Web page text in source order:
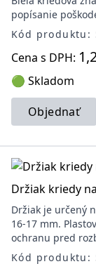
popísanie
Kód produktu:
Cena s DPH:
🟢 Skladom
Objednať
Držiak kriedy
Držiak je určený
16-17 mm.
ochranu pred
Kód produktu: